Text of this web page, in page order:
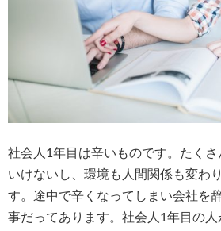
社会人1年目は辛いものです。たく
いけないし、環境も人間関係も変わ
す。途中で辛くなってしまい会社を
事だってあります。社会人1年目の